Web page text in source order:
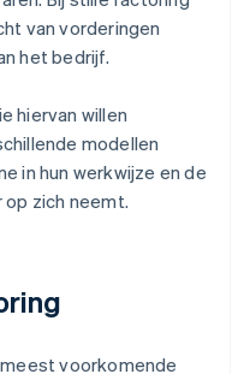
van vorderingen
het bedrijf.
hiervan willen
modellen
in hun werkwijze en de
zich neemt.
voorkomende